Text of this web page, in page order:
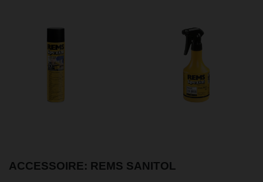
ACCESSOIRE: REMS SANITOL